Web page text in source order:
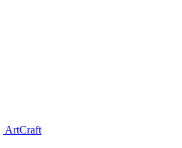
ArtCraft